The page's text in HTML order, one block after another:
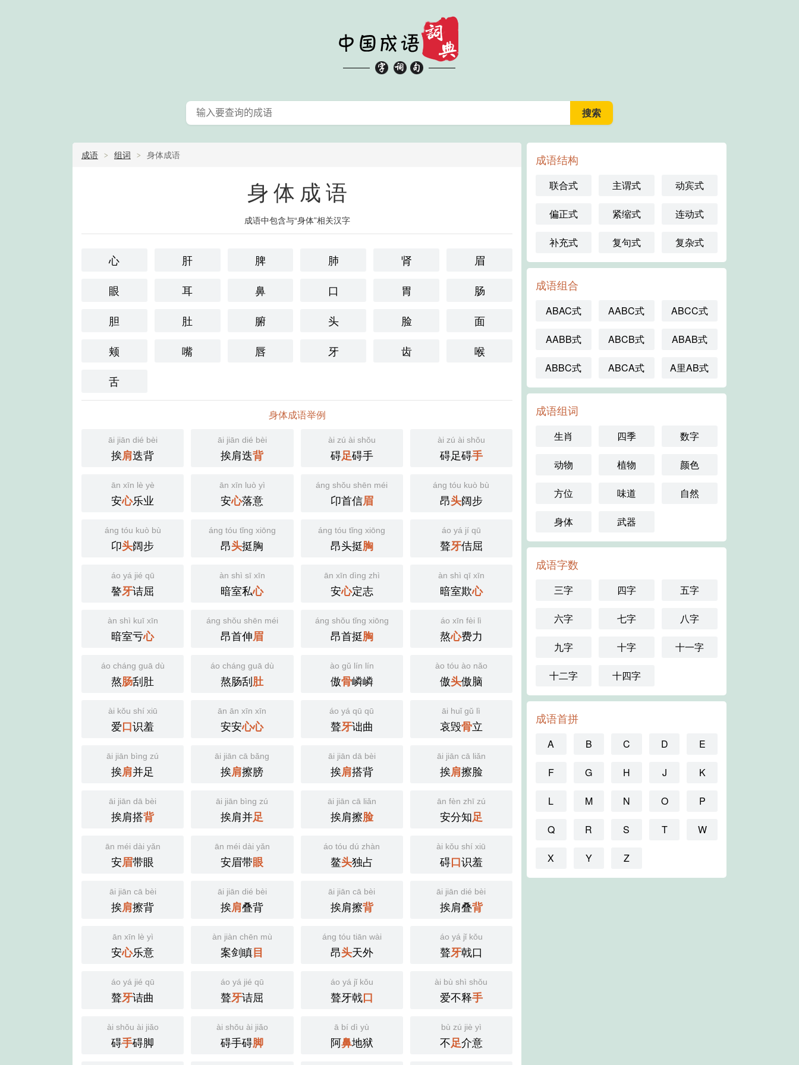
成语 组词 身体成语
身体成语
成语中包含与“身体”相关汉字
心 肝 脾 肺 肾
眉
眼
耳 鼻 口 胃
肠
胆
肚 腑 头 脸
面
颊
嘴 唇 牙 齿
喉
舌
身体成语举例
āi jiān dié bèi
挨肩迭背
āi jiān dié bèi
挨肩迭背
ài zú ài shǒu
碍足碍手
ài zú ài shǒu
碍足碍手
ān xīn lè yè
安心乐业
ān xīn luò yì
安心落意
áng shǒu shēn méi
卬首信眉
áng tóu kuò bù
昂头阔步
áng tóu kuò bù
卬头阔步
áng tóu tǐng xiōng
昂头挺胸
áng tóu tǐng xiōng
昂头挺胸
áo yá jí qū
聱牙佶屈
áo yá jié qū
謷牙诘屈
àn shì sī xīn
暗室私心
ān xīn dìng zhì
安心定志
àn shì qī xīn
暗室欺心
àn shì kuī xīn
暗室亏心
áng shǒu shēn méi
昂首伸眉
áng shǒu tǐng xiōng
昂首挺胸
áo xīn fèi lì
熬心费力
áo cháng guā dù
熬肠刮肚
áo cháng guā dù
熬肠刮肚
ào gǔ lín lín
傲骨嶙嶙
ào tóu ào nǎo
傲头傲脑
ài kǒu shí xiū
爱口识羞
ān ān xīn xīn
安安心心
áo yá qū qū
聱牙诎曲
āi huǐ gǔ lì
哀毁骨立
āi jiān bìng zú
挨肩并足
āi jiān cā bǎng
挨肩擦膀
āi jiān dā bèi
挨肩搭背
āi jiān cā liǎn
挨肩擦脸
āi jiān dā bèi
挨肩搭背
āi jiān bìng zú
挨肩并足
āi jiān cā liǎn
挨肩擦脸
ān fèn zhī zú
安分知足
ān méi dài yǎn
安眉带眼
ān méi dài yǎn
安眉带眼
áo tóu dú zhàn
鳌头独占
ài kǒu shí xiū
碍口识羞
āi jiān cā bèi
挨肩擦背
āi jiān dié bèi
挨肩叠背
āi jiān cā bèi
挨肩擦背
āi jiān dié bèi
挨肩叠背
ān xīn lè yì
安心乐意
àn jiàn chēn mù
案剑瞋目
áng tóu tiān wài
昂头天外
áo yá jǐ kǒu
聱牙戟口
áo yá jié qū
聱牙诘曲
áo yá jié qū
聱牙诘屈
áo yá jǐ kǒu
聱牙戟口
ài bù shì shǒu
爱不释手
ài shǒu ài jiǎo
碍手碍脚
ài shǒu ài jiǎo
碍手碍脚
ā bí dì yù
阿鼻地狱
bù zú jiè yì
不足介意
成语结构
联合式 主谓式 动宾式
偏正式 紧缩式 连动式
补充式 复句式 复杂式
成语组合
ABAC式 AABC式 ABCC式
AABB式 ABCB式 ABAB式
ABBC式 ABCA式 A里AB式
成语组词
生肖 四季 数字
动物 植物 颜色
方位 味道 自然
身体 武器
成语字数
三字 四字 五字
六字 七字 八字
九字 十字 十一字
十二字 十四字
成语首拼
A B C D E
F G H J K
L M N O P
Q R S T W
X Y Z